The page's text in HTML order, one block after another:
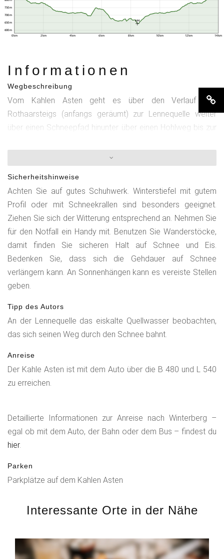
0 km 2 km 4 km 6 km 8 km 10 km 12 km 14 km
600 m
650 m
700 m
750 m
644
Informationen
Wegbeschreibung
Vom Kahlen Asten geht es über den Verlauf des
Rothaarsteigs (anfangs geräumt) zur Lennequelle weiter
über einen Schneepfad hinunter über einen Hohlweg bis zur
Richtung Lenneplätze - geradeaus auf der Höhe bleibend
dem Rothaarsteig folgend. Weiter über einen leichten
Anstieg zum Gerkenstein, an dem Sie westlich über den
Grenzweg weiter Richtung Langewiese hinunter laufen.
Folgen Sie weiter dem Grenzweg bis zur Knäppchenkurve.
Von hier aus auf dem Rothaarsteig (Schneepfad) steilerer
Aufstieg auf den Hoheleyer Rücken. Weiter bis zur
Hoheleyer Hütte und Abstieg nach Hoheleye. Von dort aus
auf dem Schneepfad zurück über die "Fürstenjause" und das
Skigebiet Höhenhang nach Langewiese.
Sicherheitshinweise
Achten Sie auf gutes Schuhwerk. Winterstiefel mit gutem
Profil oder mit Schneekrallen sind besonders geeignet.
Ziehen Sie sich der Witterung entsprechend an. Nehmen Sie
für den Notfall ein Handy mit. Benutzen Sie Wanderstöcke,
damit finden Sie sicheren Halt auf Schnee und Eis.
Bedenken Sie, dass sich die Gehdauer auf Schnee
verlängern kann. An Sonnenhängen kann es vereiste Stellen
geben.
Tipp des Autors
An der Lennequelle das eiskalte Quellwasser beobachten,
das sich seinen Weg durch den Schnee bahnt.
Anreise
Der Kahle Asten ist mit dem Auto über die B 480 und L 540
zu erreichen.
Detaillierte Informationen zur Anreise nach Winterberg –
egal ob mit dem Auto, der Bahn oder dem Bus – findest du
hier.
Parken
Parkplätze auf dem Kahlen Asten
Interessante Orte in der Nähe